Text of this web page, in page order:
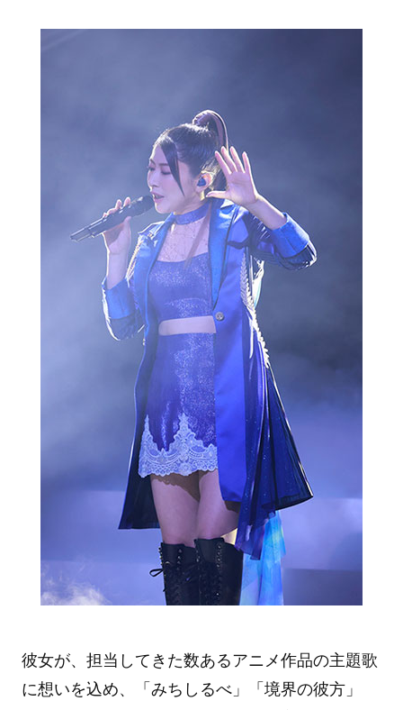
彼女が、担当してきた数あるアニメ作品の主題歌
に想いを込め、「みちしるべ」「境界の彼方」